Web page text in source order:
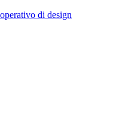
di design